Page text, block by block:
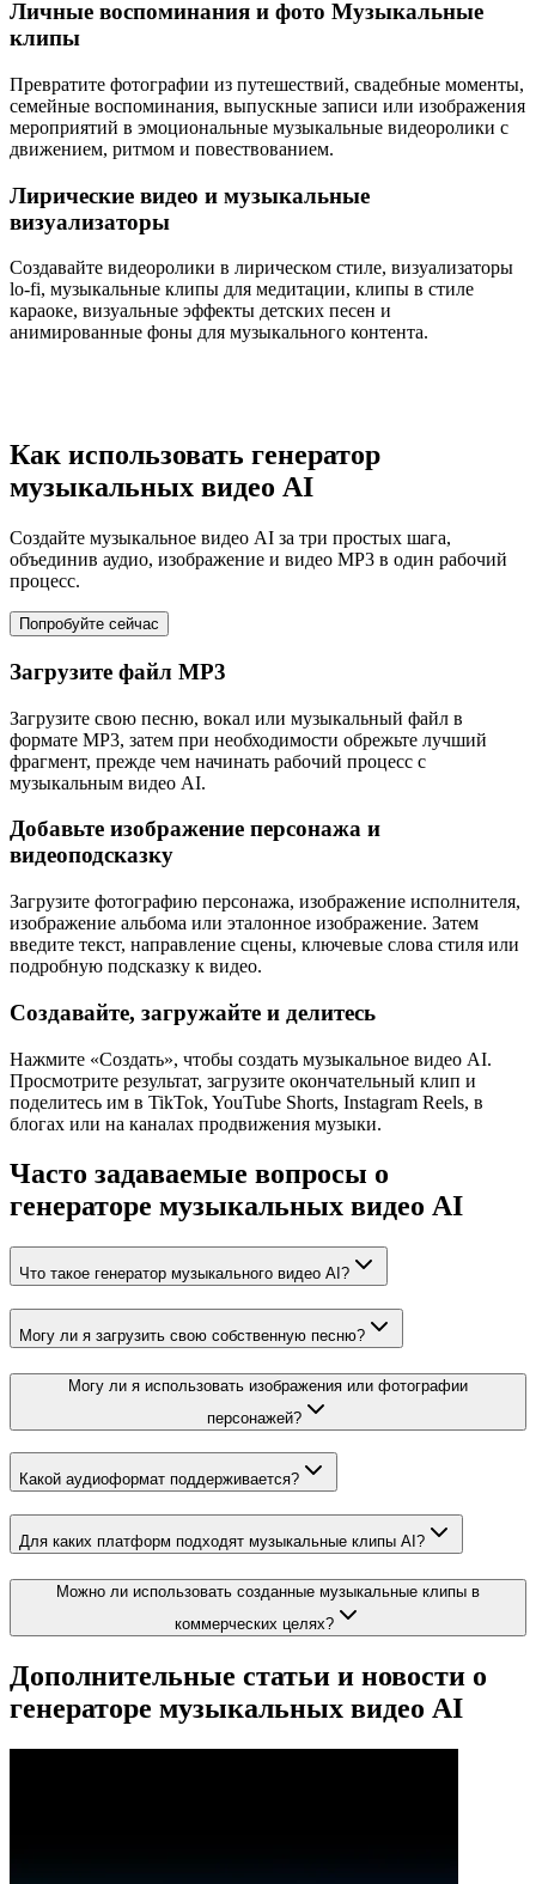
Личные воспоминания и фото Музыкальные
клипы
Превратите фотографии из путешествий, свадебные моменты,
семейные воспоминания, выпускные записи или изображения
мероприятий в эмоциональные музыкальные видеоролики с
движением, ритмом и повествованием.
Лирические видео и музыкальные
визуализаторы
Создавайте видеоролики в лирическом стиле, визуализаторы
lo-fi, музыкальные клипы для медитации, клипы в стиле
караоке, визуальные эффекты детских песен и
анимированные фоны для музыкального контента.
Как использовать генератор
музыкальных видео AI
Создайте музыкальное видео AI за три простых шага,
объединив аудио, изображение и видео MP3 в один рабочий
процесс.
Попробуйте сейчас
Загрузите файл MP3
Загрузите свою песню, вокал или музыкальный файл в
формате MP3, затем при необходимости обрежьте лучший
фрагмент, прежде чем начинать рабочий процесс с
музыкальным видео AI.
Добавьте изображение персонажа и
видеоподсказку
Загрузите фотографию персонажа, изображение исполнителя,
изображение альбома или эталонное изображение. Затем
введите текст, направление сцены, ключевые слова стиля или
подробную подсказку к видео.
Создавайте, загружайте и делитесь
Нажмите «Создать», чтобы создать музыкальное видео AI.
Просмотрите результат, загрузите окончательный клип и
поделитесь им в TikTok, YouTube Shorts, Instagram Reels, в
блогах или на каналах продвижения музыки.
Часто задаваемые вопросы о
генераторе музыкальных видео AI
Что такое генератор музыкального видео AI?
Могу ли я загрузить свою собственную песню?
Могу ли я использовать изображения или фотографии
персонажей?
Какой аудиоформат поддерживается?
Для каких платформ подходят музыкальные клипы AI?
Можно ли использовать созданные музыкальные клипы в
коммерческих целях?
Дополнительные статьи и новости о
генераторе музыкальных видео AI